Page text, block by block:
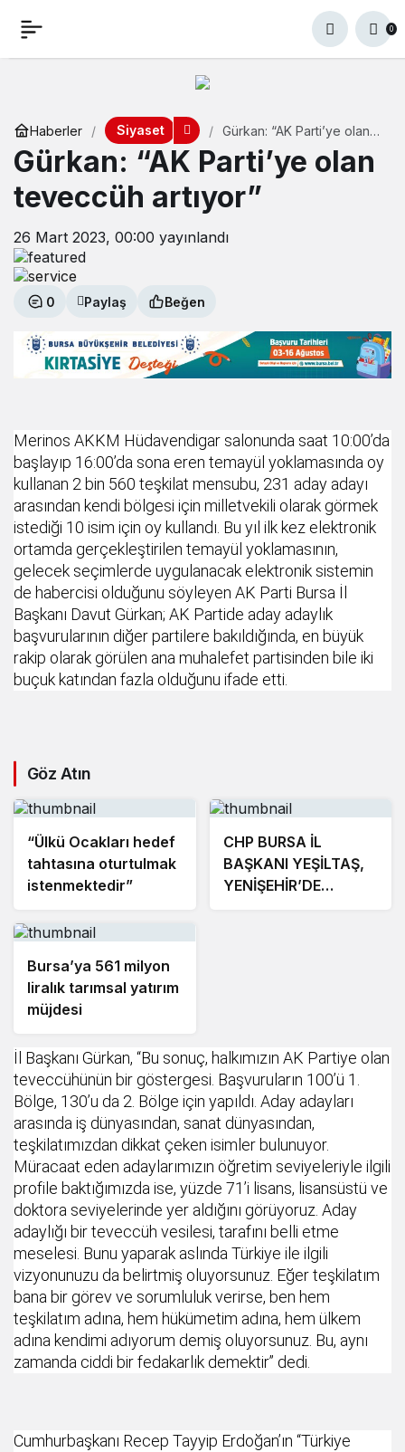
0
Haberler Siyaset
Gürkan: “AK Parti’ye olan
teveccüh artıyor”
Gürkan: “AK Parti’ye olan
teveccüh artıyor”
26 Mart 2023, 00:00 yayınlandı
0 Paylaş Beğen
Merinos AKKM Hüdavendigar salonunda saat 10:00’da
başlayıp 16:00’da sona eren temayül yoklamasında oy
kullanan 2 bin 560 teşkilat mensubu, 231 aday adayı
arasından kendi bölgesi için milletvekili olarak görmek
istediği 10 isim için oy kullandı. Bu yıl ilk kez elektronik
ortamda gerçekleştirilen temayül yoklamasının,
gelecek seçimlerde uygulanacak elektronik sistemin
de habercisi olduğunu söyleyen AK Parti Bursa İl
Başkanı Davut Gürkan; AK Partide aday adaylık
başvurularının diğer partilere bakıldığında, en büyük
rakip olarak görülen ana muhalefet partisinden bile iki
buçuk katından fazla olduğunu ifade etti.
Göz Atın
“Ülkü Ocakları hedef
tahtasına oturtulmak
istenmektedir”
CHP BURSA İL
BAŞKANI YEŞİLTAŞ,
YENİŞEHİR’DE
Bursa’ya 561 milyon
liralık tarımsal yatırım
müjdesi
İl Başkanı Gürkan, “Bu sonuç, halkımızın AK Partiye olan
teveccühünün bir göstergesi. Başvuruların 100’ü 1.
Bölge, 130’u da 2. Bölge için yapıldı. Aday adayları
arasında iş dünyasından, sanat dünyasından,
teşkilatımızdan dikkat çeken isimler bulunuyor.
Müracaat eden adaylarımızın öğretim seviyeleriyle ilgili
profile baktığımızda ise, yüzde 71’i lisans, lisansüstü ve
doktora seviyelerinde yer aldığını görüyoruz. Aday
adaylığı bir teveccüh vesilesi, tarafını belli etme
meselesi. Bunu yaparak aslında Türkiye ile ilgili
vizyonunuzu da belirtmiş oluyorsunuz. Eğer teşkilatım
bana bir görev ve sorumluluk verirse, ben hem
teşkilatım adına, hem hükümetim adına, hem ülkem
adına kendimi adıyorum demiş oluyorsunuz. Bu, aynı
zamanda ciddi bir fedakarlık demektir” dedi.
Cumhurbaşkanı Recep Tayyip Erdoğan’ın “Türkiye